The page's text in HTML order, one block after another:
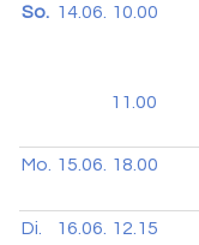
So. 14.06. 10.00
11.00
Mo.
15.06. 18.00
Di.
16.06. 12.15